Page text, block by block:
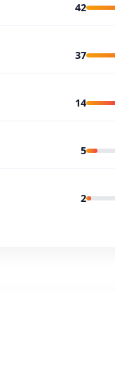
42
37
14
5
2